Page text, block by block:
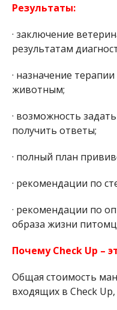
Результаты:
· заключение
результатам
· назначение
животным;
· возможность
получить ответы;
· полный план
· рекомендации по
· рекомендации по
образа жизни
Почему Check Up –
Общая стоимость
входящих в Check Up,